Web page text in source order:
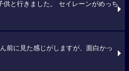
と行きました。 セイレーンがめっち
前に見た感じがしますが、面白かっ